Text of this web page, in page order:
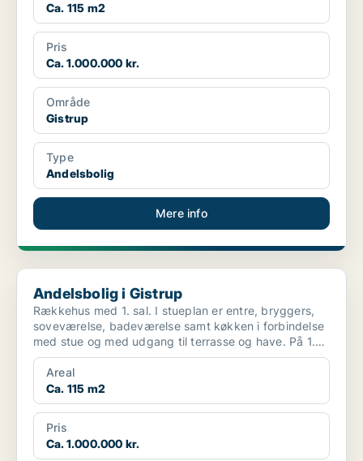
Ca. 115 m2
Pris
Ca. 1.000.000 kr.
Område
Gistrup
Type
Andelsbolig
Mere info
Andelsbolig i Gistrup
Andelsbolig i Gistrup
Rækkehus med 1. sal. I stueplan er entre, bryggers,
soveværelse, badeværelse samt køkken i forbindelse
med stue og med udgang til terrasse og have. På 1.
s...
Areal
Ca. 115 m2
Pris
Ca. 1.000.000 kr.